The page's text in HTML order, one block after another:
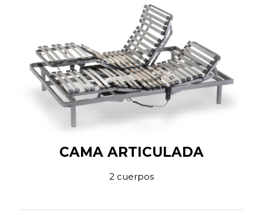
CAMA ARTICULADA
2 cuerpos